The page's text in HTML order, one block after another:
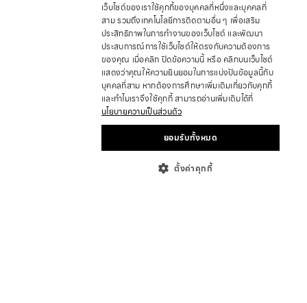
เว็บไซต์ของเราใช้คุกกี้ของบุคคลที่หนึ่งและบุคคลที่
สาม รวมถึงเทคโนโลยีการติดตามอื่น ๆ เพื่อเสริม
ประสิทธิภาพในการทำงานของเว็บไซต์ และพัฒนา
ประสบการณ์การใช้เว็บไซต์ให้ตรงกับความต้องการ
ของคุณ เมื่อคลิก ปิดข้อความนี้ หรือ คลิกบนเว็บไซต์
แสดงว่าคุณให้ความยินยอมในการแบ่งปันข้อมูลนี้กับ
บุคคลที่สาม หากต้องการศึกษาเพิ่มเติมเกี่ยวกับคุกกี้
และทำไมเราจึงใช้คุกกี้ สามารถอ่านเพิ่มเติมได้ที่
นโยบายความเป็นส่วนตัว
ยอมรับทั้งหมด
ตั้งค่าคุกกี้